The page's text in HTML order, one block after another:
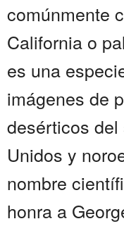
comúnmente
California o
es una
imágenes de
desérticos
Unidos y
nombre
honra a